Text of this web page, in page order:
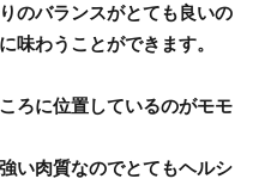
のバランスがとても良いの
味わうことができます。
ろに位置しているのがモモ
い肉質なのでとてもヘルシ